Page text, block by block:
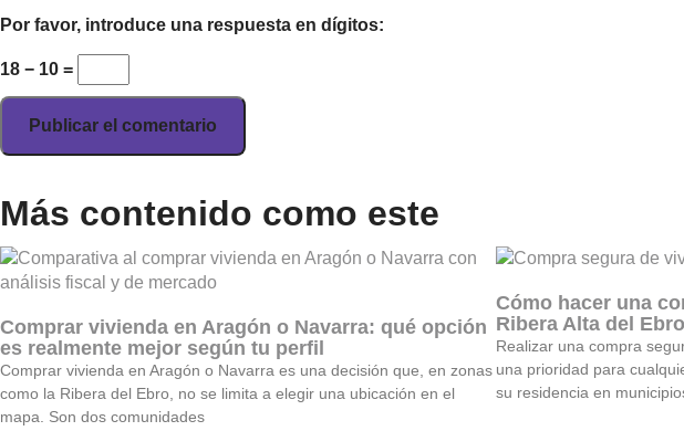
Por favor, introduce una respuesta en dígitos:
18 − 10 =
Más contenido como este
Comprar vivienda en Aragón o Navarra: qué opción
es realmente mejor según tu perfil
Comprar vivienda en Aragón o Navarra es una decisión que, en zonas
como la Ribera del Ebro, no se limita a elegir una ubicación en el
mapa. Son dos comunidades
Cómo hacer una
Ribera Alta del
Realizar una compra
una prioridad para
su residencia en